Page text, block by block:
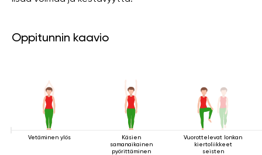
Oppitunnin kaavio
Vetäminen ylös
Käsien
samanaikainen
pyörittäminen
Vuorottelevat lonkan
kiertoliikkeet
seisten